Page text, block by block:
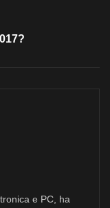
e PC, ha